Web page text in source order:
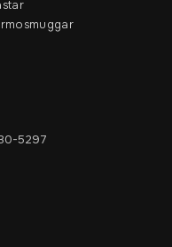
5297